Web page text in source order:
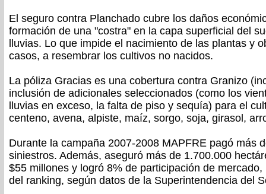
El seguro contra Planchado cubre los daños
formación de una "costra" en la capa superficial del
lluvias. Lo que impide el nacimiento de las plantas y
casos, a resembrar los cultivos no nacidos.
La póliza Gracias es una cobertura contra Granizo
inclusión de adicionales seleccionados (como los
lluvias en exceso, la falta de piso y sequía) para el
centeno, avena, alpiste, maíz, sorgo, soja, girasol,
Durante la campaña 2007-2008 MAPFRE pagó más
siniestros. Además, aseguró más de 1.700.000
$55 millones y logró 8% de participación de
del ranking, según datos de la Superintendencia del